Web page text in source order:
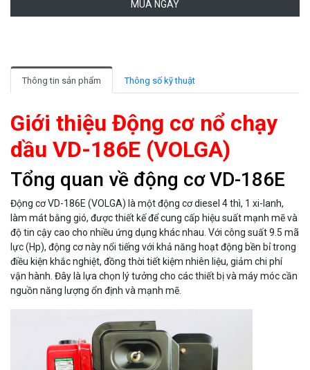
MUA NGAY
Thông tin sản phẩm Thông số kỹ thuật
Giới thiệu Động cơ nổ chạy
dầu VD-186E (VOLGA)
Tổng quan về động cơ VD-186E
Động cơ VD-186E (VOLGA) là một động cơ diesel 4 thì, 1 xi-lanh,
làm mát bằng gió, được thiết kế để cung cấp hiệu suất mạnh mẽ và
độ tin cậy cao cho nhiều ứng dụng khác nhau. Với công suất 9.5 mã
lực (Hp), động cơ này nổi tiếng với khả năng hoạt động bền bỉ trong
điều kiện khắc nghiệt, đồng thời tiết kiệm nhiên liệu, giảm chi phí
vận hành. Đây là lựa chọn lý tưởng cho các thiết bị và máy móc cần
nguồn năng lượng ổn định và mạnh mẽ.